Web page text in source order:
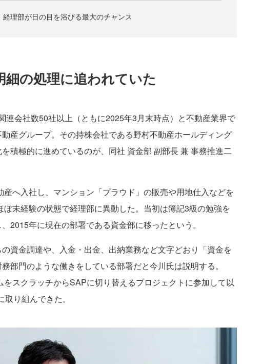
経理部が日の目を浴びる最大のチャンス
細の処理に追われていた
連会社数50社以上（ともに2025年3月末時点）と不動産業界で
産グループ。その持株会社である野村不動産ホールディング
積極的に進めているのが、同社 資金部 副部長 兼 事務推進二
へ入社し、マンション「プラウド」の販売や用地仕入などを
未経験の状態で経理部に異動した。当初は簿記3級の勉強を
2015年に現在の部署である資金部に移ったという。
資金調達や、入金・出金、出納業務など文字どおり「資金を
部門のような働きをしている部署だと今川氏は説明する。
スクラッチからSAPに切り替えるプロジェクトに参加して以
り組んできた。